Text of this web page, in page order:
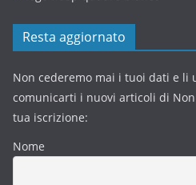
Resta aggiornato
Non cederemo mai i tuoi dati e li
comunicarti i nuovi articoli di
tua iscrizione:
Nome